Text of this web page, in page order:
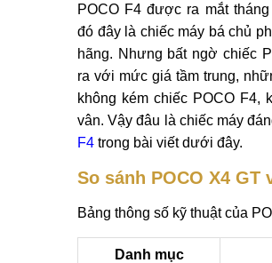
POCO F4 được ra mắt
đó đây là chiếc máy bá chủ
hãng. Nhưng bất ngờ chiếc
ra với mức giá tầm trung,
không kém chiếc POCO F4,
vân. Vậy đâu là chiếc máy
F4 trong bài viết dưới đây.
So sánh POCO X4 GT
Bảng thông số kỹ thuật của
Danh mục